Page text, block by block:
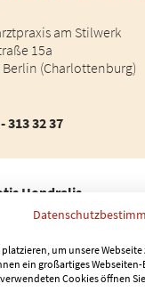
am Stilwerk
15a
Berlin (Charlottenburg)
313 32 37
Hondralis
Ziegler & Partner
64
Berlin (Charlottenburg)
um unsere Webseite
ein großartiges
Cookies öffnen